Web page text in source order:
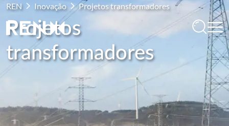
REN Inovação Projetos transformadores
Projetos
transformadores